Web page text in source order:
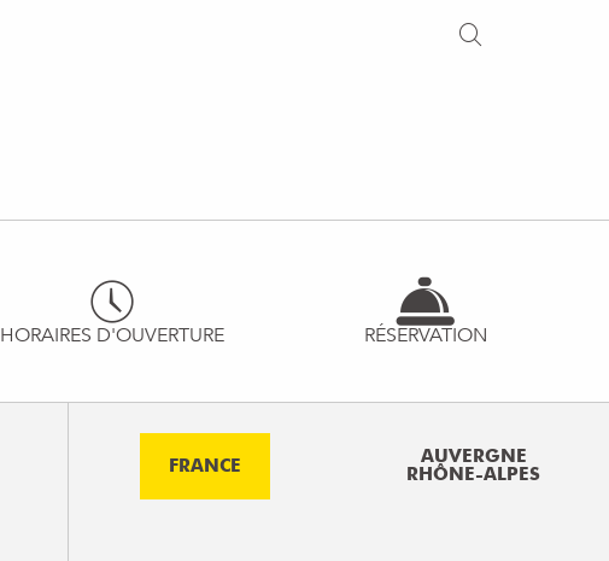
HORAIRES D'OUVERTURE RÉSERVATION
FRANCE
AUVERGNE
RHÔNE-ALPES